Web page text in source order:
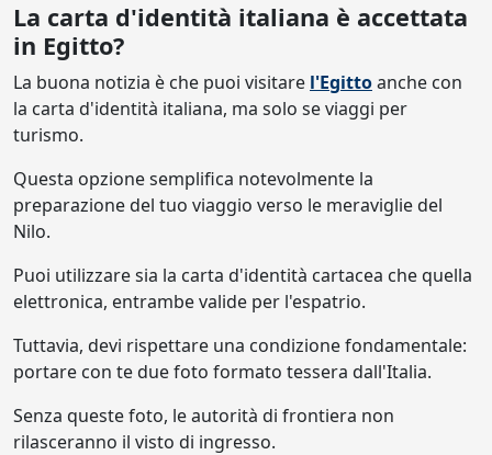
La carta d'identità italiana è accettata
in Egitto?
La buona notizia è che puoi visitare l'Egittoanche con
la carta d'identità italiana, ma solo se viaggi per
turismo.
Questa opzione semplifica notevolmente la
preparazione del tuo viaggio verso le meraviglie del
Nilo.
Puoi utilizzare sia la carta d'identità cartacea che quella
elettronica, entrambe valide per l'espatrio.
Tuttavia, devi rispettare una condizione fondamentale:
portare con te due foto formato tessera dall'Italia.
Senza queste foto, le autorità di frontiera non
rilasceranno il visto di ingresso.